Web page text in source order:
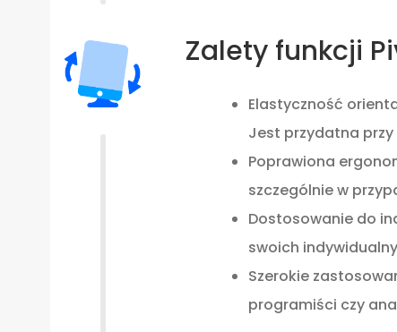
Zalety funkcji
Elastyczność
Jest przydatna
Poprawiona
szczególnie w
Dostosowanie do
swoich
Szerokie
programiści czy